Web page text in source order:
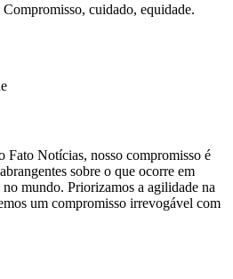
cuidado, equidade.
Fato Notícias, nosso compromisso é
sobre o que ocorre em
mundo. Priorizamos a agilidade na
um compromisso irrevogável com